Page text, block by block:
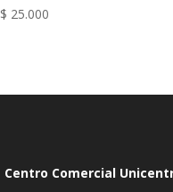
$ 25.000
Centro Comercial